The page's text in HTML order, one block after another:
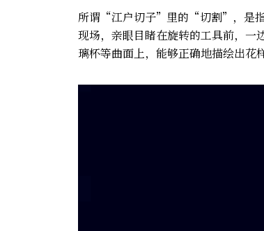
所谓“江户切子”里的“切割”，是
现场，亲眼目睹在旋转的工具前，一
璃杯等曲面上，能够正确地描绘出花